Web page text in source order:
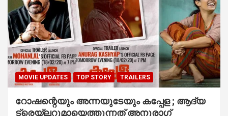
MOVIE UPDATES TOP STORY TRAILERS
റോഷന്റെയും അന്നയുടേയും കപ്പേള ; ആദ്യ
ട്രെയ്‌ലറുമായെത്തുന്നത് അനുരാഗ്